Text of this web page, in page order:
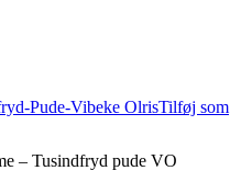
Tilføj som
– Tusindfryd pude VO